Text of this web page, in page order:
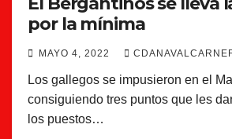
por la mínima
MAYO 4, 2022
Los gallegos se impusieron en el
consiguiendo tres puntos que les
los puestos…